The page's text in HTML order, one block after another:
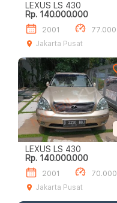
LEXUS LS 430
Rp. 140.000.000
2001
77.000
Jakarta Pusat
LEXUS LS 430
Rp. 140.000.000
2001
70.000
Jakarta Pusat